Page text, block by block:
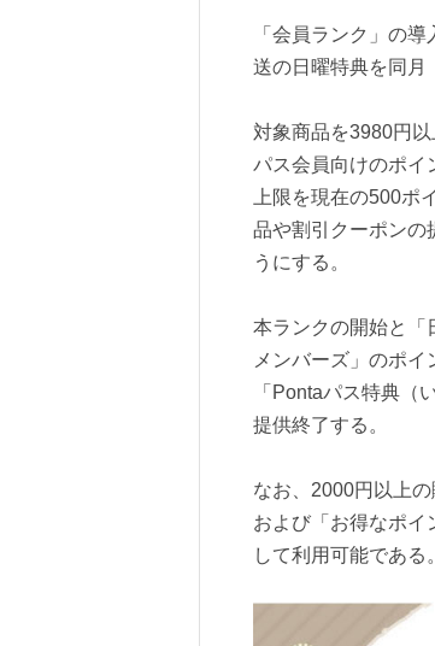
「会員ランク」の
送の日曜特典を同月
対象商品を3980円
パス会員向けのポイ
上限を現在の500ポ
品や割引クーポンの
うにする。
本ランクの開始と「
メンバーズ」のポ
「Pontaパス特典（
提供終了する。
なお、2000円以上
および「お得なポイ
して利用可能である。